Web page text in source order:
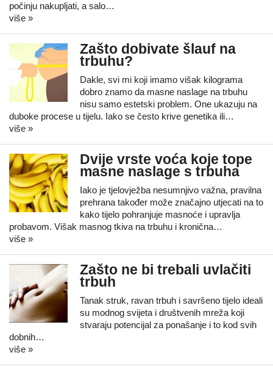
počinju nakupljati, a salo…
više »
Zašto dobivate šlauf na
trbuhu?
Dakle, svi mi koji imamo višak kilograma
dobro znamo da masne naslage na trbuhu
nisu samo estetski problem. One ukazuju na
duboke procese u tijelu. Iako se često krive genetika ili…
više »
Dvije vrste voća koje tope
masne naslage s trbuha
Iako je tjelovježba nesumnjivo važna, pravilna
prehrana također može značajno utjecati na to
kako tijelo pohranjuje masnoće i upravlja
probavom. Višak masnog tkiva na trbuhu i kronična…
više »
Zašto ne bi trebali uvlačiti
trbuh
Tanak struk, ravan trbuh i savršeno tijelo ideali
su modnog svijeta i društvenih mreža koji
stvaraju potencijal za ponašanje i to kod svih
dobnih…
više »